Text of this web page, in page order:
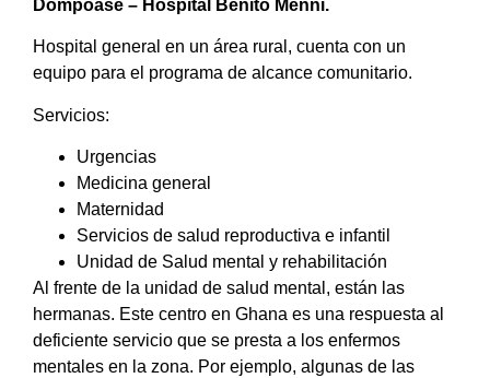
Dompoase – Hospital Benito Menni.
Hospital general en un área rural, cuenta con un
equipo para el programa de alcance comunitario.
Servicios:
Urgencias
Medicina general
Maternidad
Servicios de salud reproductiva e infantil
Unidad de Salud mental y rehabilitación
Al frente de la unidad de salud mental, están las
hermanas. Este centro en Ghana es una respuesta al
deficiente servicio que se presta a los enfermos
mentales en la zona. Por ejemplo, algunas de las